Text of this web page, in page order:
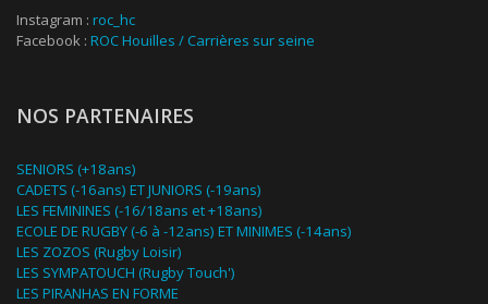
Instagram : roc_hc
Facebook : ROC Houilles / Carrières sur seine
NOS PARTENAIRES
SENIORS (+18ans)
CADETS (-16ans) ET JUNIORS (-19ans)
LES FEMININES (-16/18ans et +18ans)
ECOLE DE RUGBY (-6 à -12ans) ET MINIMES (-14ans)
LES ZOZOS (Rugby Loisir)
LES SYMPATOUCH (Rugby Touch')
LES PIRANHAS EN FORME